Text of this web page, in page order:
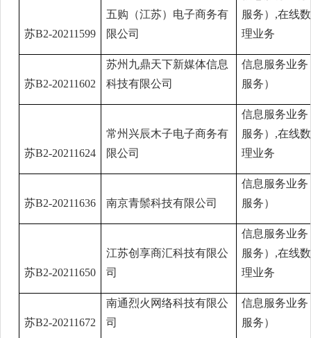
苏B2-20211599
五购（江苏）电子商务有
限公司
服务）,在线
理业务
苏B2-20211602
苏州九鼎天下新媒体信息
科技有限公司
信息服务业
服务）
苏B2-20211624
常州兴辰木子电子商务有
限公司
信息服务业
服务）,在线
理业务
苏B2-20211636 南京青鬃科技有限公司
信息服务业
服务）
苏B2-20211650
江苏创享商汇科技有限公
司
信息服务业
服务）,在线
理业务
苏B2-20211672
南通烈火网络科技有限公
司
信息服务业
服务）